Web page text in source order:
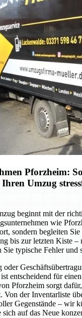
Pforzheim:
Umzug
beginnt mit der
wie
sondern begleiten
bis zur letzten Kiste –
Sie typische Fehler und
oder
entscheidend für
Pforzheim sorgt
Von der Inventarliste
Gegenstände – wir
auf das Neue